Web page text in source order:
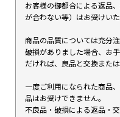
お客様の御都合による返品
が合わない等）はお受けい
商品の品質については充分
破損がありました場合、お
だければ、良品と交換または
一度ご利用になられた商品
品はお受けできません。
不良品・破損による返品・